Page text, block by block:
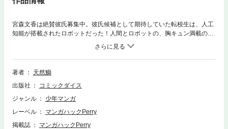
宮森文香は絶賛彼氏募集中。彼氏候補として期待していた転校生は、人工
知能が搭載されたロボットだった！人間とロボットの、胸キュン満載の近
未来系恋愛漫画。※作家個人で公開していたＷｅｂ漫画作品を電子書籍版
として配信！※本商品は過去に他出版社から発行されていた商品になりま
す。収録内容に変更はありませんので、重複購入にご注意ください。
著者
天然鰤
出版社
コミックダイス
ジャンル
少年マンガ
レーベル
マンガハックPerry
掲載誌
マンガハックPerry